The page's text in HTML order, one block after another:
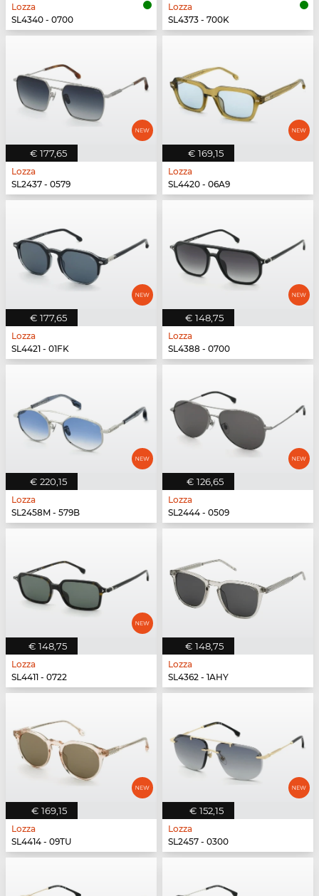
Lozza
SL4340 - 0700
Lozza
SL4373 - 700K
€ 177,65
Lozza
SL2437 - 0579
€ 169,15
Lozza
SL4420 - 06A9
€ 177,65
Lozza
SL4421 - 01FK
€ 148,75
Lozza
SL4388 - 0700
€ 220,15
Lozza
SL2458M - 579B
€ 126,65
Lozza
SL2444 - 0509
€ 148,75
Lozza
SL4411 - 0722
€ 148,75
Lozza
SL4362 - 1AHY
€ 169,15
Lozza
SL4414 - 09TU
€ 152,15
Lozza
SL2457 - 0300